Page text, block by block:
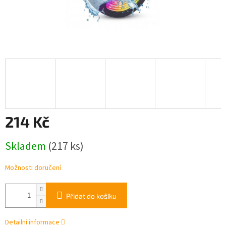
214 Kč
cena:
Skladem (217 ks)
Možnosti doručení
Přidat do košíku
Detailní informace